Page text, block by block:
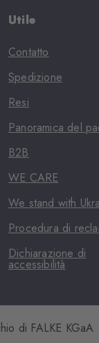
Utile
Contatto
Spedizione
Resi
Panoramica del
B2B
WE CARE
We stand with
Procedura di
Dichiarazione di
accessibilità
di FALKE KGaA